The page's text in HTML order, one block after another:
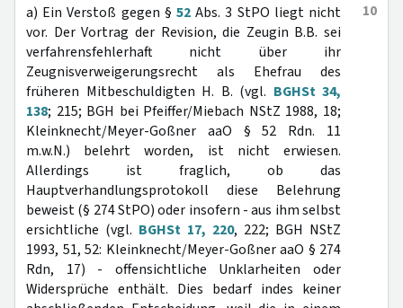
10
a) Ein Verstoß gegen § 52 Abs. 3 StPO liegt nicht
vor. Der Vortrag der Revision, die Zeugin B.B. sei
verfahrensfehlerhaft nicht über ihr
Zeugnisverweigerungsrecht als Ehefrau des
früheren Mitbeschuldigten H. B. (vgl. BGHSt 34,
138; 215; BGH bei Pfeiffer/Miebach NStZ 1988, 18;
Kleinknecht/Meyer-Goßner aaO § 52 Rdn. 11
m.w.N.) belehrt worden, ist nicht erwiesen.
Allerdings ist fraglich, ob das
Hauptverhandlungsprotokoll diese Belehrung
beweist (§ 274 StPO) oder insofern - aus ihm selbst
ersichtliche (vgl. BGHSt 17, 220, 222; BGH NStZ
1993, 51, 52: Kleinknecht/Meyer-Goßner aaO § 274
Rdn, 17) - offensichtliche Unklarheiten oder
Widersprüche enthält. Dies bedarf indes keiner